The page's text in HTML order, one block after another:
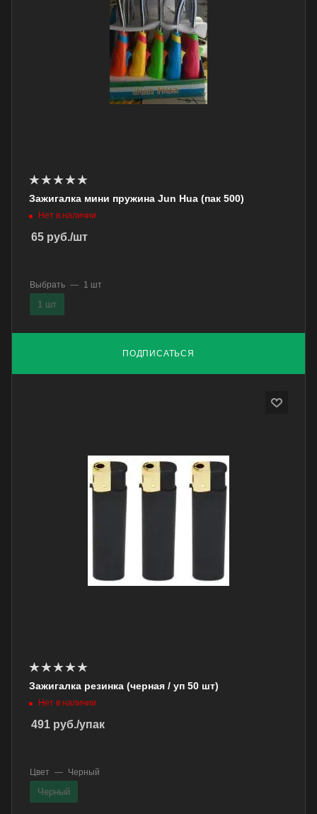
Зажигалка мини пружина Jun Hua (пак 500)
Нет в наличии
65 руб./шт
ПОДПИСАТЬСЯ
Выбрать — 1 шт
1 шт
Зажигалка резинка (черная / уп 50 шт)
Нет в наличии
491 руб./упак
Цвет — Черный
Черный